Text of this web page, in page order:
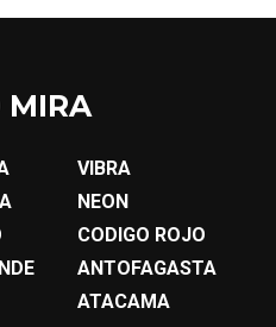
MIRA
VIBRA
NEON
CODIGO ROJO
ANTOFAGASTA
ATACAMA